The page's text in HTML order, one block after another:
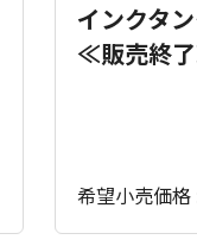
インクタ
≪販売終
希望小売価